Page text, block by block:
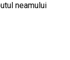
neamului